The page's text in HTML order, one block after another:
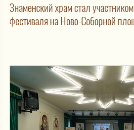
Знаменский храм стал
фестиваля на Ново-Соборной